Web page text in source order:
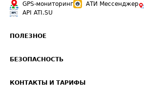
GPS-мониторинг
АТИ Мессенджер
API ATI.SU
ПОЛЕЗНОЕ
Звезды ATI.SU на вашем сайте
БЕЗОПАСНОСТЬ
КОНТАКТЫ И ТАРИФЫ